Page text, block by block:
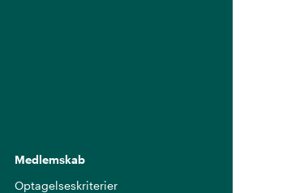
Medlemskab
Optagelseskriterier